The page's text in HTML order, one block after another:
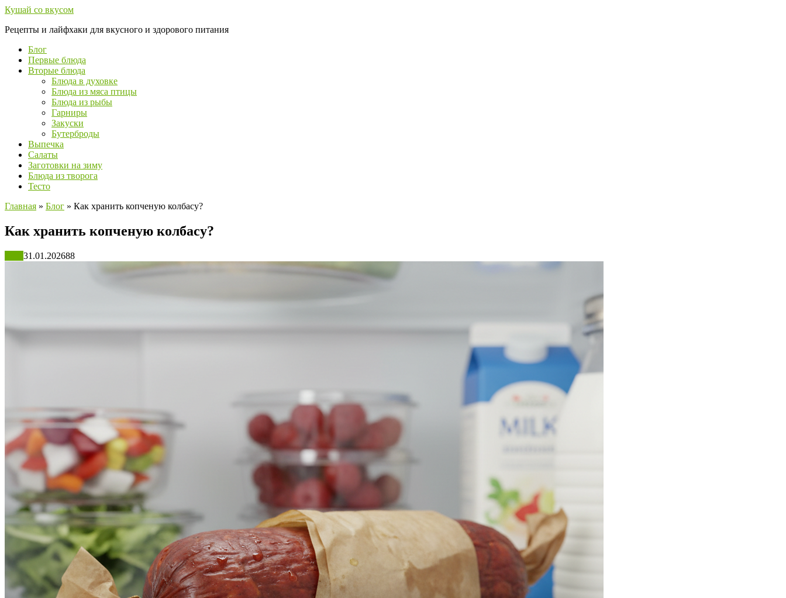
Перейти
контенту
Кушай со вкусом
Рецепты и лайфхаки для вкусного и здорового питания
Блог
Первые блюда
Вторые блюда
Блюда в духовке
Блюда из мяса птицы
Блюда из рыбы
Гарниры
Закуски
Бутерброды
Выпечка
Салаты
Заготовки на зиму
Блюда из творога
Тесто
Главная » Блог » Как хранить копченую колбасу?
Как хранить копченую колбасу?
31.01.202688